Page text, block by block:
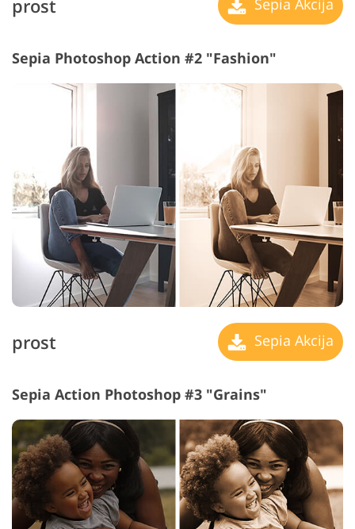
prost Sepia Akcija
Sepia Photoshop Action #2 "Fashion"
prost Sepia Akcija
Sepia Action Photoshop #3 "Grains"